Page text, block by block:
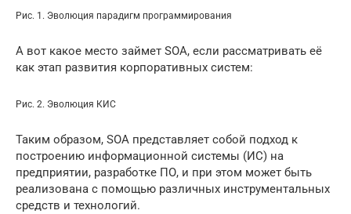
Рис. 1. Эволюция парадигм программирования
А вот какое место займет SOA, если рассматривать её
как этап развития корпоративных систем:
Рис. 2. Эволюция КИС
Таким образом, SOA представляет собой подход к
построению информационной системы (ИС) на
предприятии, разработке ПО, и при этом может быть
реализована с помощью различных инструментальных
средств и технологий.